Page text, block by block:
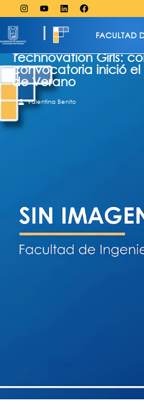
FACULTAD
Technovation Girls:
convocatoria inició
de Verano
Valentina Benito